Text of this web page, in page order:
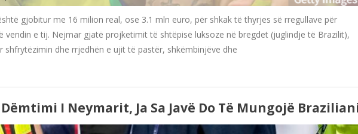
gjobitur me 16 milion real, ose 3.1 mln euro, për shkak të thyrjes së rregullave për
e tij. Nejmar gjatë projketimit të shtëpisë luksoze në bregdet (juglindje të Brazilit),
shfrytëzimin dhe rrjedhën e ujit të pastër, shkëmbinjëve dhe
I Neymarit, Ja Sa Javë Do Të Mungojë